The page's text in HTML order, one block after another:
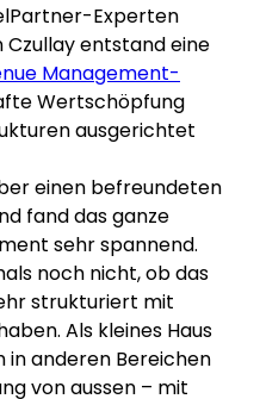
Experten
Czullay entstand eine
Management-
Wertschöpfung
ausgerichtet
einen befreundeten
fand das ganze
sehr spannend.
noch nicht, ob das
strukturiert mit
Als kleines Haus
in anderen Bereichen
von aussen – mit